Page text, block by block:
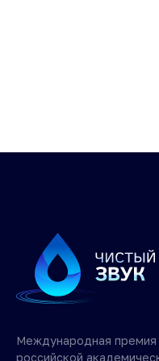
Международная премия
российской